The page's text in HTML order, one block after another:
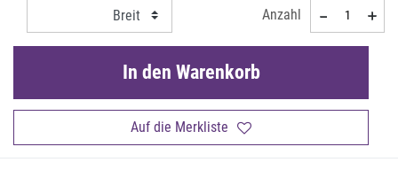
Anzahl
Auf die Merkliste
In den Warenkorb